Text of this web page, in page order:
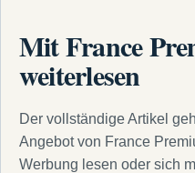
Mit France
weiterlesen
Der vollständige Artikel
Angebot von France
Werbung lesen oder sich